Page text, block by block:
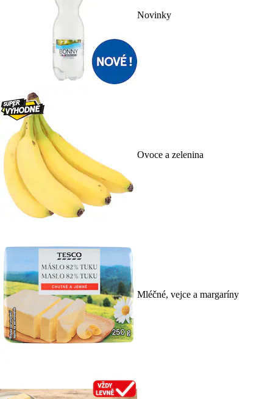
Novinky
Ovoce a zelenina
Mléčné, vejce a margaríny